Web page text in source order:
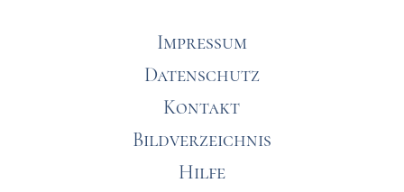
Impressum
Datenschutz
Kontakt
Bildverzeichnis
Hilfe